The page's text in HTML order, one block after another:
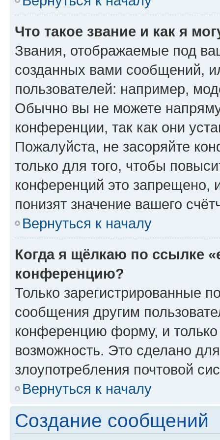
Что такое звание и как я
Звания, отображаемые под
созданных вами сообщений,
пользователей: например,
Обычно вы не можете
конференции, так как они
Пожалуйста, не засоряйте
только для того, чтобы
конференций это запрещено,
понизят значение вашего
Вернуться к началу
Когда я щёлкаю по ссылке
конференцию?
Только зарегистрированные
сообщения другим
конференцию форму, и
возможность. Это сделано
злоупотребления почтовой
Вернуться к началу
Создание сообщений